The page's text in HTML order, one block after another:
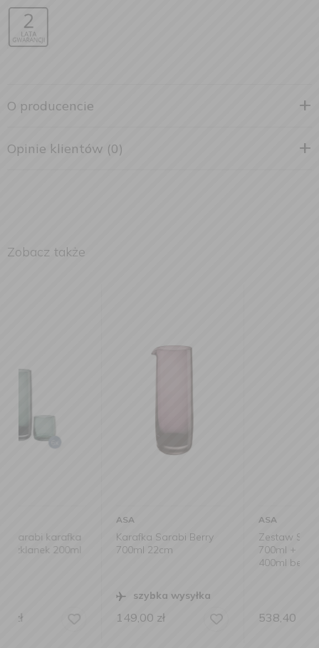
O producencie
Opinie klientów (0)
Zobacz także
Karafka Sarabi Berry
700ml 22cm
szybka wysyłka
149,00
Zestaw Sarabi karafka
700ml + 6 szklanek
538,40